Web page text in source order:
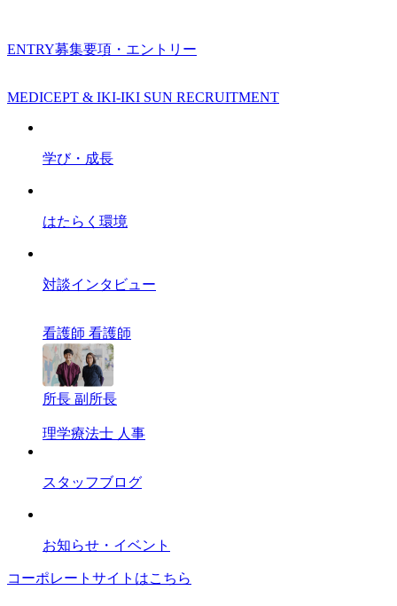
ENTRY募集要項・エントリー
MEDICEPT & IKI-IKI SUN RECRUITMENT
学び・成長
はたらく環境
対談インタビュー
看護師 看護師
所長 副所長
理学療法士 人事
スタッフブログ
お知らせ・イベント
コーポレートサイトはこちら